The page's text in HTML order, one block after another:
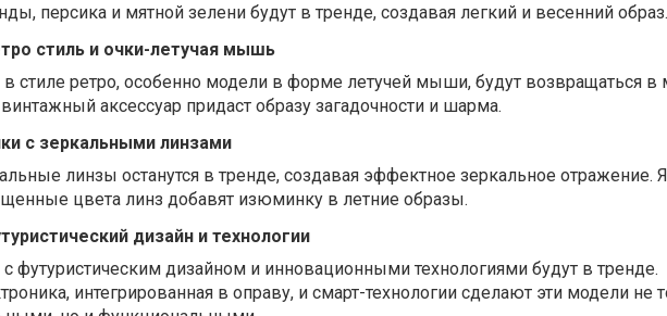
персика и мятной зелени будут в тренде, создавая легкий и весенний образ.
стиль и очки-летучая мышь
стиле ретро, особенно модели в форме летучей мыши, будут возвращаться в
аксессуар придаст образу загадочности и шарма.
с зеркальными линзами
линзы останутся в тренде, создавая эффектное зеркальное отражение.
цвета линз добавят изюминку в летние образы.
дизайн и технологии
футуристическим дизайном и инновационными технологиями будут в тренде.
интегрированная в оправу, и смарт-технологии сделают эти модели не